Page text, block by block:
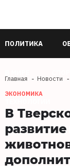
ПОЛИТИКА
Главная Новости
ЭКОНОМИКА
В